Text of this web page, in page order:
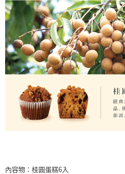
內容物：桂圓蛋糕6入